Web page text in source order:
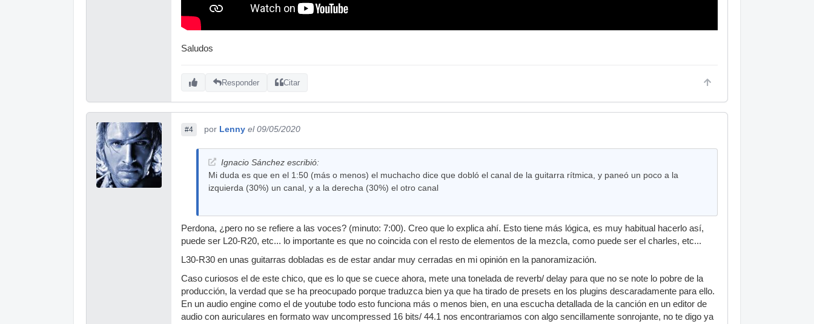
Saludos
Responder Citar
#4 por Lenny el 09/05/2020
Ignacio Sánchez escribió:
Mi duda es que en el 1:50 (más o menos) el muchacho dice que dobló el canal de la guitarra rítmica, y paneó un poco a la
izquierda (30%) un canal, y a la derecha (30%) el otro canal
Perdona, ¿pero no se refiere a las voces? (minuto: 7:00). Creo que lo explica ahí. Esto tiene más lógica, es muy habitual hacerlo así,
puede ser L20-R20, etc... lo importante es que no coincida con el resto de elementos de la mezcla, como puede ser el charles, etc...
L30-R30 en unas guitarras dobladas es de estar andar muy cerradas en mi opinión en la panoramización.
Caso curiosos el de este chico, que es lo que se cuece ahora, mete una tonelada de reverb/ delay para que no se note lo pobre de la
producción, la verdad que se ha preocupado porque traduzca bien ya que ha tirado de presets en los plugins descaradamente para ello.
En un audio engine como el de youtube todo esto funciona más o menos bien, en una escucha detallada de la canción en un editor de
audio con auriculares en formato wav uncompressed 16 bits/ 44.1 nos encontrariamos con algo sencillamente sonrojante, no te digo ya